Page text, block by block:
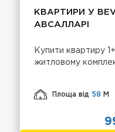
КВАРТИРИ У
АВСАЛЛАРІ
Купити квартиру
житловому
Площа від 58 М